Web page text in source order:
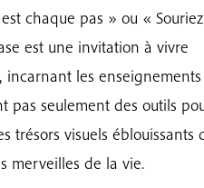
chaque pas » ou «
est une invitation à vivre
les
pas seulement des outils
trésors visuels éblouissants
merveilles de la vie.